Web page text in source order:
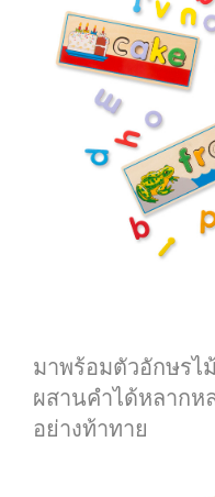
มาพร้อมตัวอักษรไ
ผสานคำได้หลาก
อย่างท้าทาย